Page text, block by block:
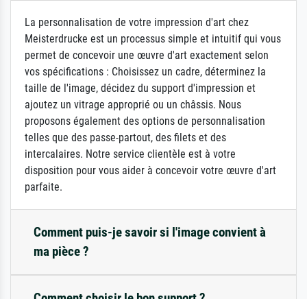
La personnalisation de votre impression d'art chez
Meisterdrucke est un processus simple et intuitif qui vous
permet de concevoir une œuvre d'art exactement selon
vos spécifications : Choisissez un cadre, déterminez la
taille de l'image, décidez du support d'impression et
ajoutez un vitrage approprié ou un châssis. Nous
proposons également des options de personnalisation
telles que des passe-partout, des filets et des
intercalaires. Notre service clientèle est à votre
disposition pour vous aider à concevoir votre œuvre d'art
parfaite.
Comment puis-je savoir si l'image convient à
ma pièce ?